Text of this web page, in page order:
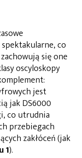
co
się one
oscyloskopy
jest
jak DS6000
co utrudnia
przebiegach
zakłóceń (jak
1).